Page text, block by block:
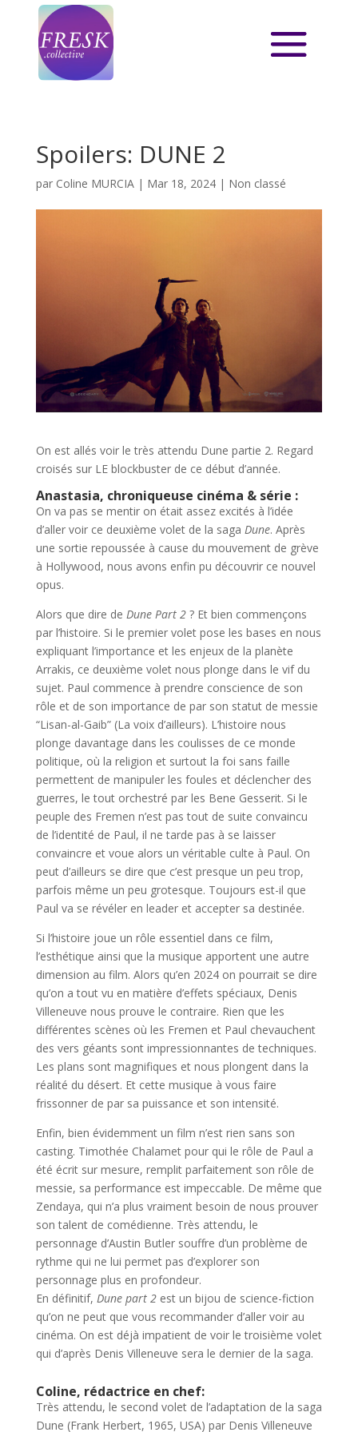
Spoilers: DUNE 2
par Coline MURCIA| Mar 18, 2024| Non classé
On est allés voir le très attendu Dune partie 2. Regard
croisés sur LE blockbuster de ce début d’année.
Anastasia, chroniqueuse cinéma & série :
On va pas se mentir on était assez excités à l’idée
d’aller voir ce deuxième volet de la saga Dune. Après
une sortie repoussée à cause du mouvement de grève
à Hollywood, nous avons enfin pu découvrir ce nouvel
opus.
Alors que dire de Dune Part 2? Et bien commençons
par l’histoire. Si le premier volet pose les bases en nous
expliquant l’importance et les enjeux de la planète
Arrakis, ce deuxième volet nous plonge dans le vif du
sujet. Paul commence à prendre conscience de son
rôle et de son importance de par son statut de messie
“Lisan-al-Gaib” (La voix d’ailleurs). L’histoire nous
plonge davantage dans les coulisses de ce monde
politique, où la religion et surtout la foi sans faille
permettent de manipuler les foules et déclencher des
guerres, le tout orchestré par les Bene Gesserit. Si le
peuple des Fremen n’est pas tout de suite convaincu
de l’identité de Paul, il ne tarde pas à se laisser
convaincre et voue alors un véritable culte à Paul. On
peut d’ailleurs se dire que c’est presque un peu trop,
parfois même un peu grotesque. Toujours est-il que
Paul va se révéler en leader et accepter sa destinée.
Si l’histoire joue un rôle essentiel dans ce film,
l’esthétique ainsi que la musique apportent une autre
dimension au film. Alors qu’en 2024 on pourrait se dire
qu’on a tout vu en matière d’effets spéciaux, Denis
Villeneuve nous prouve le contraire. Rien que les
différentes scènes où les Fremen et Paul chevauchent
des vers géants sont impressionnantes de techniques.
Les plans sont magnifiques et nous plongent dans la
réalité du désert. Et cette musique à vous faire
frissonner de par sa puissance et son intensité.
Enfin, bien évidemment un film n’est rien sans son
casting. Timothée Chalamet pour qui le rôle de Paul a
été écrit sur mesure, remplit parfaitement son rôle de
messie, sa performance est impeccable. De même que
Zendaya, qui n’a plus vraiment besoin de nous prouver
son talent de comédienne. Très attendu, le
personnage d’Austin Butler souffre d’un problème de
rythme qui ne lui permet pas d’explorer son
personnage plus en profondeur.
En définitif, Dune part 2est un bijou de science-fiction
qu’on ne peut que vous recommander d’aller voir au
cinéma. On est déjà impatient de voir le troisième volet
qui d’après Denis Villeneuve sera le dernier de la saga.
Coline, rédactrice en chef:
Très attendu, le second volet de l’adaptation de la saga
Dune (Frank Herbert, 1965, USA) par Denis Villeneuve